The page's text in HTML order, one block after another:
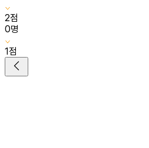
2점
0명
1점